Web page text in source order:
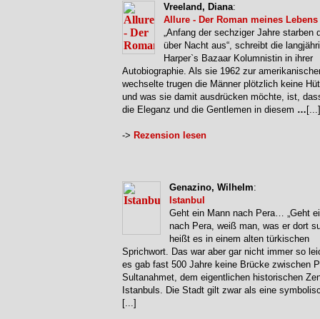
Vreeland, Diana:
Allure - Der Roman meines Lebens
„Anfang der sechziger Jahre starben
über Nacht aus“, schreibt die
Harper`s Bazaar Kolumnistin in ihrer
Autobiographie. Als sie 1962 zur
wechselte trugen die Männer plötzlich keine
und was sie damit ausdrücken möchte, ist,
die Eleganz und die Gentlemen in diesem … [...]
-> Rezension lesen
Genazino, Wilhelm:
Istanbul
Geht ein Mann nach Pera… „Geht
nach Pera, weiß man, was er dort
heißt es in einem alten türkischen
Sprichwort. Das war aber gar nicht immer so
es gab fast 500 Jahre keine Brücke zwischen
Sultanahmet, dem eigentlichen historischen
Istanbuls. Die Stadt gilt zwar als eine
[...]